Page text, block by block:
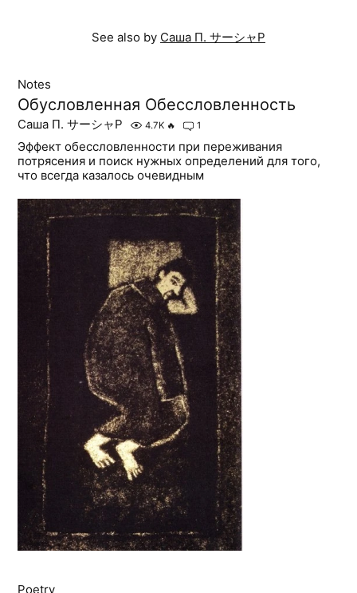
See also by Саша П. サーシャP
Notes
Обусловленная Обессловленность
Саша П. サーシャP 4.7K 🔥 1
Эффект обессловленности при переживания
потрясения и поиск нужных определений для того,
что всегда казалось очевидным
Poetry